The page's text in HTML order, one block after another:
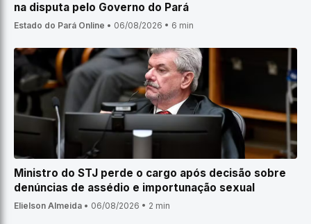
na disputa pelo Governo do Pará
Estado do Pará Online • 06/08/2026 • 6 min
Ministro do STJ perde o cargo após decisão sobre
denúncias de assédio e importunação sexual
Elielson Almeida • 06/08/2026 • 2 min